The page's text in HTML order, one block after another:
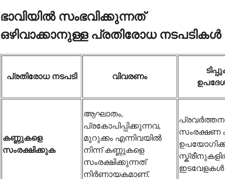
ഭാവിയിൽ സംഭവിക്കുന്നത്
ഒഴിവാക്കാനുള്ള പ്രതിരോധ നടപടികൾ
പ്രതിരോധ നടപടി വിവരണം
കണ്ണുകളെ
സംരക്ഷിക്കുക
ആഘാതം,
പ്രകോപിപ്പിക്കുന്നവ,
മുറുക്കം എന്നിവയിൽ
നിന്ന് കണ്ണുകളെ
സംരക്ഷിക്കുന്നത്
നിർണായകമാണ്.
സംരക്ഷണ